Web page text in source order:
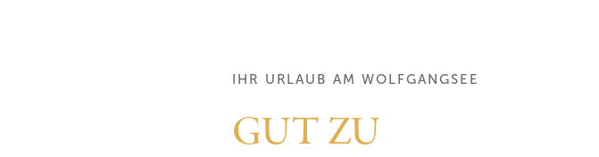
IHR URLAUB AM WOLFGANGSEE
GUT ZU